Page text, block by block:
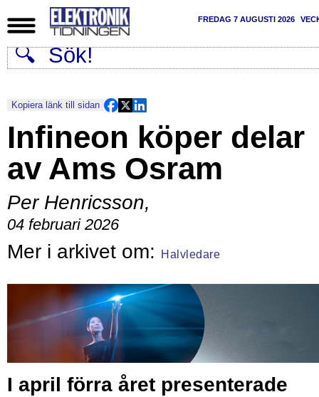
FREDAG 7 AUGUSTI 2026
Kopiera länk till sidan
Infineon köper delar
av Ams Osram
Per Henricsson,
04 februari 2026
Halvledare
I april förra året presenterade